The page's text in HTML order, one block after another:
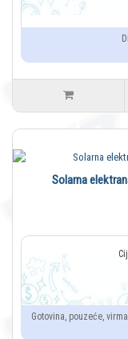
Solarna
Gotovina, pouzeće,